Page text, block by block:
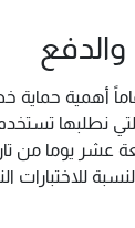
أهمية حماية
نطلبها
عشر يوما من
بالنسبة